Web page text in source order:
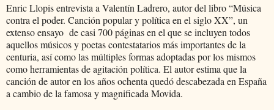
Enric Llopis entrevista a Valentín Ladrero, autor del libro “Música
contra el poder. Canción popular y política en el siglo XX”, un
extenso ensayo de casi 700 páginas en el que se incluyen todos
aquellos músicos y poetas contestatarios más importantes de la
centuria, así como las múltiples formas adoptadas por los mismos
como herramientas de agitación política. El autor estima que la
canción de autor en los años ochenta quedó descabezada en España
a cambio de la famosa y magnificada Movida.